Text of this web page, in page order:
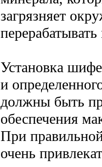
загрязняет
Установка
и
должны быть
обеспечения
При
очень